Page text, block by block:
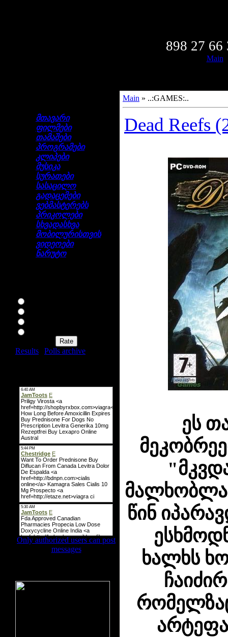
898 27
Main
მთავარი
ფილმები
თამაშები
პროგრამები
კლიპები
მუსიკა
სურათები
სასაცილო
გადაცემები
ვებმასტერებს
პრიკოლები
სხვადასხვა
მობილურისთვის
ვიდეოები
ნარუტო
Results
Polls archive
Only authorized users can post
messages
Main » ..:GAMES:..
Dead Reefs
ეს
წინ
ხალხს